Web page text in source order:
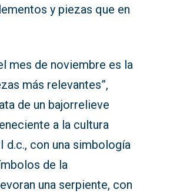
y piezas que en
mes de noviembre es la
más relevantes”,
de un bajorrelieve
a la cultura
d.c., con una simbología
de la
una serpiente, con